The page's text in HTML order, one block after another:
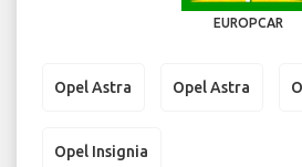
EUROPCAR
Opel Astra Opel Astra
Opel Insignia